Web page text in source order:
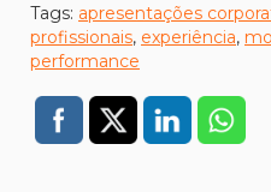
Tags: apresentações
profissionais, experiência,
performance